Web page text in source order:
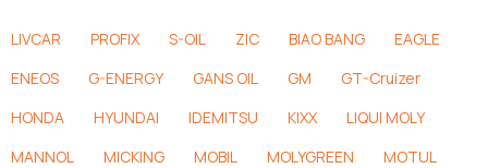
LIVCAR PROFIX S-OIL ZIC BIAO BANG
EAGLE
ENEOS
G-ENERGY GANS OIL GM
GT-Cruizer
HONDA
HYUNDAI IDEMITSU KIXX
LIQUI MOLY
MANNOL
MICKING MOBIL MOLYGREEN
MOTUL